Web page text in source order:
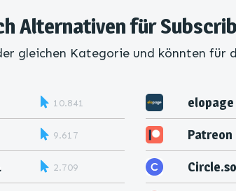
Alternativen für
gleichen Kategorie und könnten für
10.841
9.617
2.709
elopage
Patreon
Circle.so